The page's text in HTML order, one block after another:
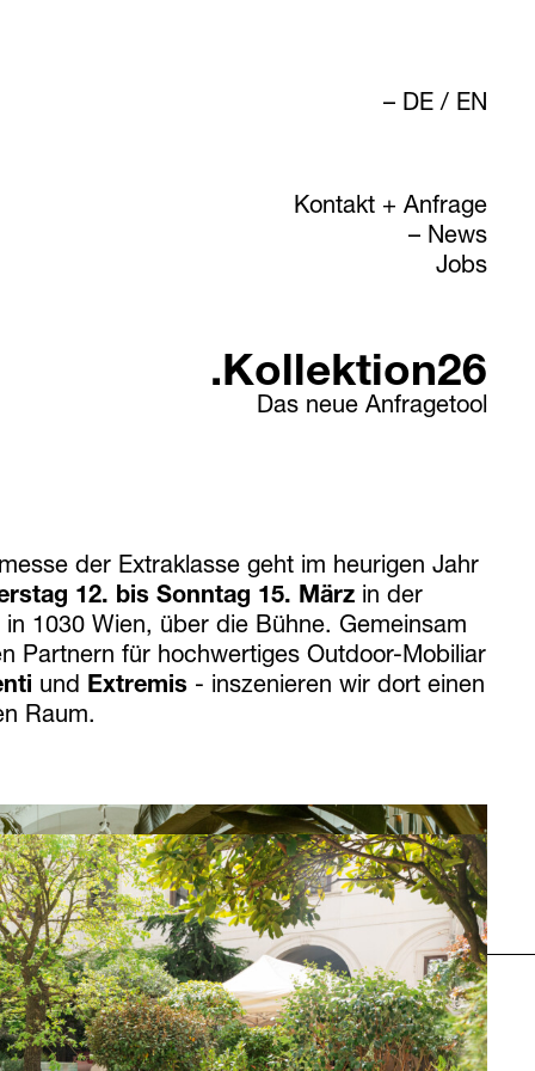
DE/ EN
Kontakt + Anfrage
News
Jobs
.Kollektion26
Das neue Anfragetool
der Extraklasse geht im heurigen Jahr
12. bis Sonntag 15. Märzin der
in 1030 Wien, über die Bühne. Gemeinsam
Partnern für hochwertiges Outdoor-Mobiliar
und Extremis- inszenieren wir dort einen
Raum.
Nächstes
26